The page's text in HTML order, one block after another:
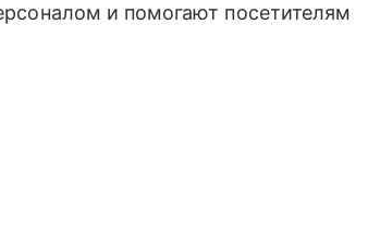
и помогают посетителям